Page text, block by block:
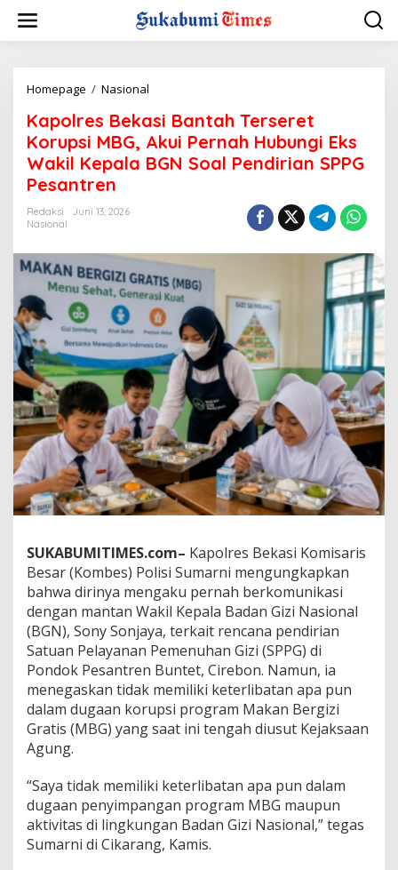
w
Homepage / Nasional
p
o
r
a
s
i
B
a
n
t
a
h
T
e
r
s
e
r
e
t
o
r
p
s
i
M
B
G
A
k
P
e
r
n
a
h
Kapolres Bekasi Bantah Terseret
Korupsi MBG, Akui Pernah Hubungi Eks
Wakil Kepala BGN Soal Pendirian SPPG
Pesantren
Redaksi
Juni 13, 2026
Nasional
SUKABUMITIMES.com– Kapolres Bekasi Komisaris
Besar (Kombes) Polisi Sumarni mengungkapkan
bahwa dirinya mengaku pernah berkomunikasi
dengan mantan Wakil Kepala Badan Gizi Nasional
(BGN), Sony Sonjaya, terkait rencana pendirian
Satuan Pelayanan Pemenuhan Gizi (SPPG) di
Pondok Pesantren Buntet, Cirebon. Namun, ia
menegaskan tidak memiliki keterlibatan apa pun
dalam dugaan korupsi program Makan Bergizi
Gratis (MBG) yang saat ini tengah diusut Kejaksaan
Agung.
“Saya tidak memiliki keterlibatan apa pun dalam
dugaan penyimpangan program MBG maupun
aktivitas di lingkungan Badan Gizi Nasional,” tegas
Sumarni di Cikarang, Kamis.